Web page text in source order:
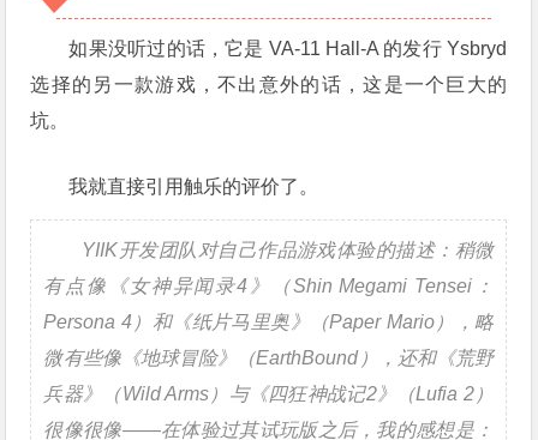
如果没听过的话，它是 VA-11 Hall-A 的发行 Ysbryd
选择的另一款游戏，不出意外的话，这是一个巨大的
坑。
我就直接引用触乐的评价了。
YIIK开发团队对自己作品游戏体验的描述：稍微
有点像《女神异闻录4》（Shin Megami Tensei：
Persona 4）和《纸片马里奥》（Paper Mario），略
微有些像《地球冒险》（EarthBound），还和《荒野
兵器》（Wild Arms）与《四狂神战记2》（Lufia 2）
很像很像——在体验过其试玩版之后，我的感想是：